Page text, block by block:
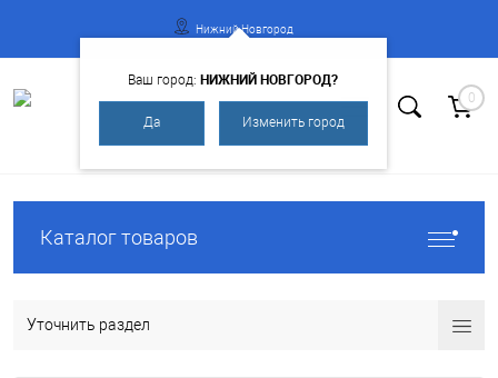
Нижний Новгород
Ваш город: НИЖНИЙ НОВГОРОД?
Да Изменить город
0
Каталог товаров
Уточнить раздел